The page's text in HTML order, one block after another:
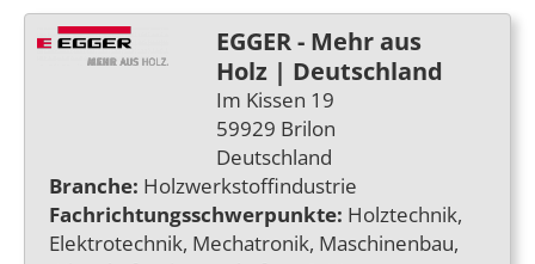
EGGER - Mehr aus
Holz | Deutschland
Im Kissen 19
59929 Brilon
Deutschland
Branche: Holzwerkstoffindustrie
Fachrichtungsschwerpunkte: Holztechnik,
Elektrotechnik, Mechatronik, Maschinenbau,